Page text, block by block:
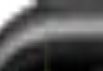
Ends Soon.